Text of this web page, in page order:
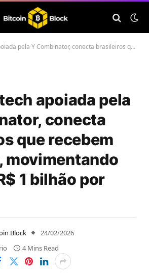
conecta brasileiros que recebem em dólar, movimentando mais de R$ 1 bilhão por ano.
apoiada pela
conecta
que recebem
movimentando
1 bilhão por
Block
24/02/2026
4 Mins Read